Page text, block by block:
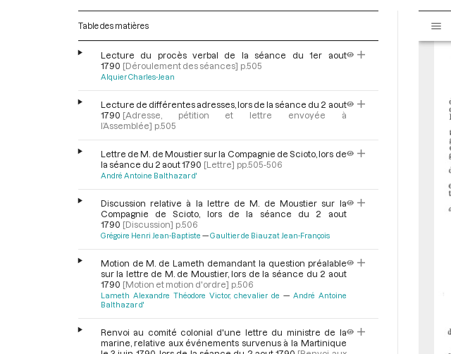
Table des matières
Lecture du procès verbal de la séance du 1er aout
1790 [Déroulement des séances] p.505
Alquier Charles-Jean
Lecture de différentes adresses, lors de la séance du 2 aout
1790 [Adresse, pétition et lettre envoyée à
l’Assemblée] p.505
Lettre de M. de Moustier sur la Compagnie de Scioto, lors de
la séance du 2 aout 1790 [Lettre] pp.505-506
André Antoine Balthazar d'
Discussion relative à la lettre de M. de Moustier sur la
Compagnie de Scioto, lors de la séance du 2 aout
1790 [Discussion] p.506
Grégoire Henri Jean-Baptiste Gaultier de Biauzat Jean-François
Motion de M. de Lameth demandant la question préalable
sur la lettre de M. de Moustier, lors de la séance du 2 aout
1790 [Motion et motion d'ordre] p.506
Lameth Alexandre Théodore Victor, chevalier de
André Antoine
Balthazar d'
Renvoi au comité colonial d'une lettre du ministre de la
marine, relative aux événements survenus à la Martinique
s